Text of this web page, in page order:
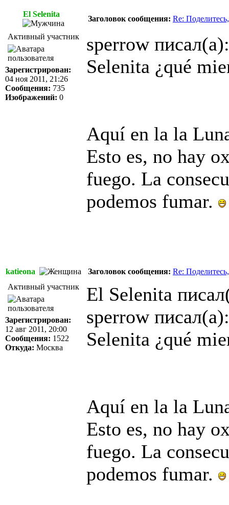
El Selenita
Заголовок сообщения: Re:
Активный участник
Зарегистрирован:
04 ноя 2011, 21:26
Сообщения: 735
Изображений: 0
sperrow писал(а):
Selenita ¿qué
Aquí en la la
Esto es, no hay
fuego. La
podemos fumar.
katieona Заголовок сообщения: Re:
Активный участник
Зарегистрирован:
12 авг 2011, 20:00
Сообщения: 1522
Откуда: Москва
El Selenita
sperrow писал(а):
Selenita ¿qué
Aquí en la la
Esto es, no hay
fuego. La
podemos fumar.